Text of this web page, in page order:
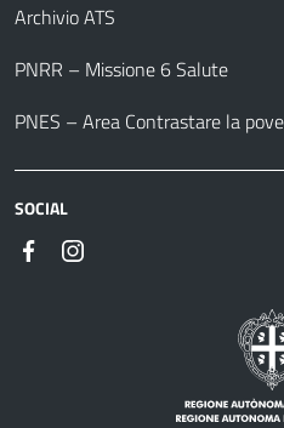
Archivio ATS
PNRR – Missione 6 Salute
PNES – Area Contrastare la
SOCIAL